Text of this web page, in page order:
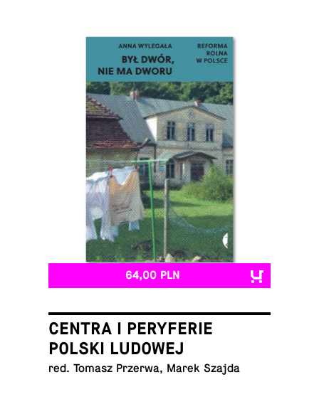
64,00 PLN
CENTRA I PERYFERIE
POLSKI LUDOWEJ
red. Tomasz Przerwa, Marek Szajda